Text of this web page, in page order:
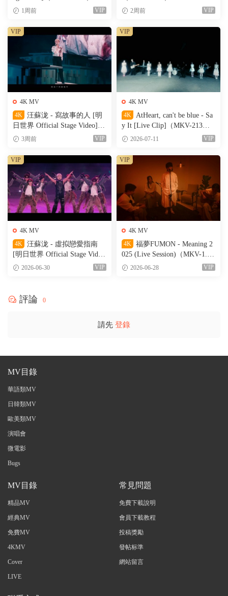
1周前 VIP 2周前 VIP
4K MV
4K
汪蘇泷 - 寫故事的人 [明
日世界 Official Stage Video]
（MKV-611M）
3周前 VIP
VIP
4K MV
4K
AtHeart, can't be blue - Sa
y It [Live Clip]（MKV-213
M）2026-07-11 VIP
VIP
4K MV
4K
汪蘇泷 - 虛拟戀愛指南
[明日世界 Official Stage Vide
o]（MKV-527M）
2026-06-30 VIP
VIP
4K MV
4K
福夢FUMON - Meaning 2
025 (Live Session)（MKV-1.56
G）2026-06-28 VIP
VIP
評論 0
請先 登錄
MV目錄
華語類MV
日韓類MV
歐美類MV
演唱會
微電影
Bugs
MV目錄
精品MV
經典MV
免費MV
4KMV
Cover
LIVE
常見問題
免費下載說明
會員下載教程
投稿獎勵
發帖标準
網站留言